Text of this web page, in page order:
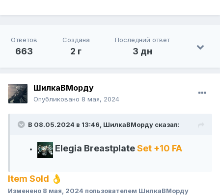
Ответов
663
Создана
2 г
Последний ответ
3 дн
ШилкаВМорду
Опубликовано 8 мая, 2024
В 08.05.2024 в 13:46, ШилкаВМорду сказал:
Elegia BreastplateSet +10 FA
Item Sold 👌
Изменено 8 мая, 2024 пользователем ШилкаВМорду